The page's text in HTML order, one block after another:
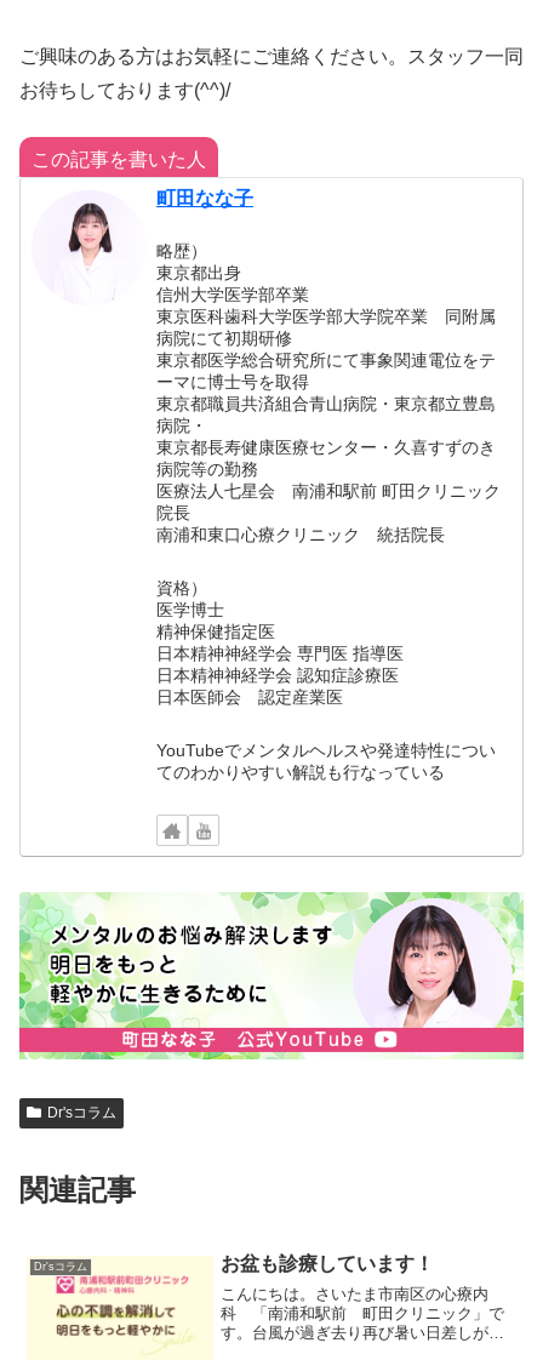
ご興味のある方はお気軽にご連絡ください。スタッフ一同
お待ちしております(^^)/
この記事を書いた人
町田なな子
略歴）
東京都出身
信州大学医学部卒業
東京医科歯科大学医学部大学院卒業 同附属
病院にて初期研修
東京都医学総合研究所にて事象関連電位をテ
ーマに博士号を取得
東京都職員共済組合青山病院・東京都立豊島
病院・
東京都長寿健康医療センター・久喜すずのき
病院等の勤務
医療法人七星会 南浦和駅前 町田クリニック
院長
南浦和東口心療クリニック 統括院長
資格）
医学博士
精神保健指定医
日本精神神経学会 専門医 指導医
日本精神神経学会 認知症診療医
日本医師会 認定産業医
YouTubeでメンタルヘルスや発達特性につい
てのわかりやすい解説も行なっている
Dr'sコラム
関連記事
Dr'sコラム お盆も診療しています！
こんにちは。さいたま市南区の心療内
科 「南浦和駅前 町田クリニック」で
す。台風が過ぎ去り再び暑い日差しが戻